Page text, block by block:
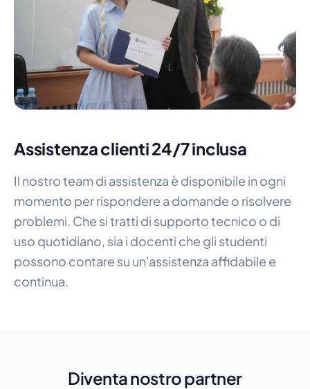
Assistenza clienti 24/7 inclusa
Il nostro team di assistenza è disponibile in ogni
momento per rispondere a domande o risolvere
problemi. Che si tratti di supporto tecnico o di
uso quotidiano, sia i docenti che gli studenti
possono contare su un'assistenza affidabile e
continua.
Diventa nostro partner